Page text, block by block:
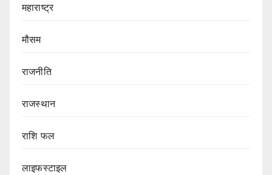
महाराष्ट्र
मौसम
राजनीति
राजस्थान
राशि फल
लाइफस्टाइल